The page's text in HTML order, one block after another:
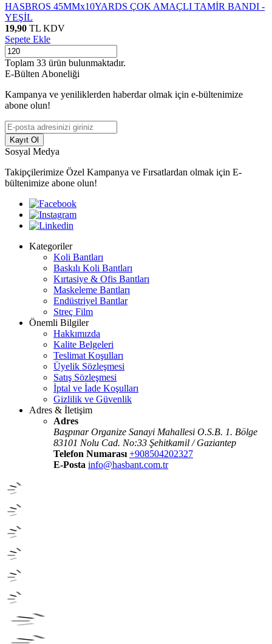
HASBROS 45MMx10YARDS ÇOK AMAÇLI TAMİR BANDI -
YEŞİL
19,90 TL KDV
Sepete Ekle
Toplam 33 ürün bulunmaktadır.
E-Bülten Aboneliği
Kampanya ve yeniliklerden haberdar olmak için e-bültenimize
abone olun!
Kayıt Ol
Sosyal Medya
Takipçilerimize Özel Kampanya ve Fırsatlardan olmak için E-
bültenimize abone olun!
Kategoriler
Koli Bantları
Baskılı Koli Bantları
Kırtasiye & Ofis Bantları
Maskeleme Bantları
Endüstriyel Bantlar
Streç Film
Önemli Bilgiler
Hakkımızda
Kalite Belgeleri
Teslimat Koşulları
Üyelik Sözleşmesi
Satış Sözleşmesi
İptal ve İade Koşulları
Gizlilik ve Güvenlik
Adres & İletişim
Adres
Başpınar Organize Sanayi Mahallesi O.S.B. 1. Bölge
83101 Nolu Cad. No:33 Şehitkamil / Gaziantep
Telefon Numarası +908504202327
E-Posta info@hasbant.com.tr